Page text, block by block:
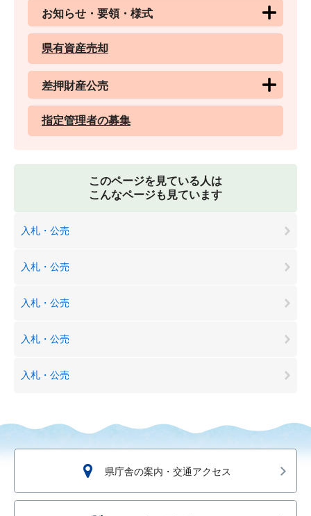
お知らせ・要領・様式
県有資産売却
差押財産公売
指定管理者の募集
このページを見ている人は
こんなページも見ています
入札・公売
入札・公売
入札・公売
入札・公売
入札・公売
県庁舎の案内・交通アクセス